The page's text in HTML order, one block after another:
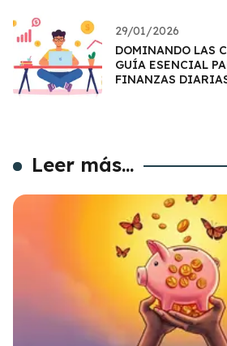
29/01/2026
DOMINANDO LAS
GUÍA ESENCIAL
FINANZAS
Leer más...